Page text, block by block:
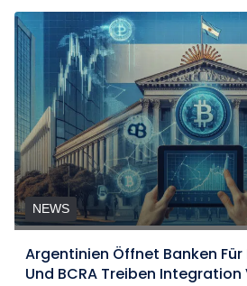
NEWS
Argentinien Öffnet Banken
Und BCRA Treiben Integration